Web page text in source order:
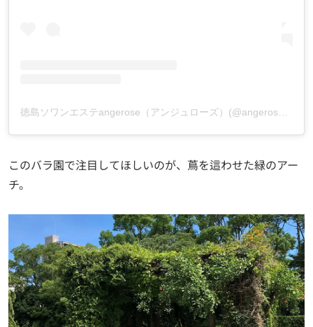
このバラ園で注目してほしいのが、蔦を這わせた緑のアー
チ。